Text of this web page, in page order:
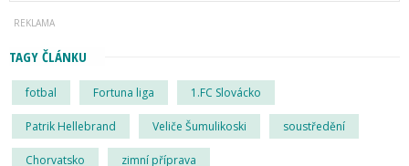
TAGY ČLÁNKU
fotbal Fortuna liga 1.FC Slovácko
Patrik Hellebrand Veliče Šumulikoski soustředění
Chorvatsko zimní příprava